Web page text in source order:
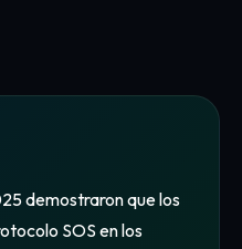
demostraron que los
SOS en los